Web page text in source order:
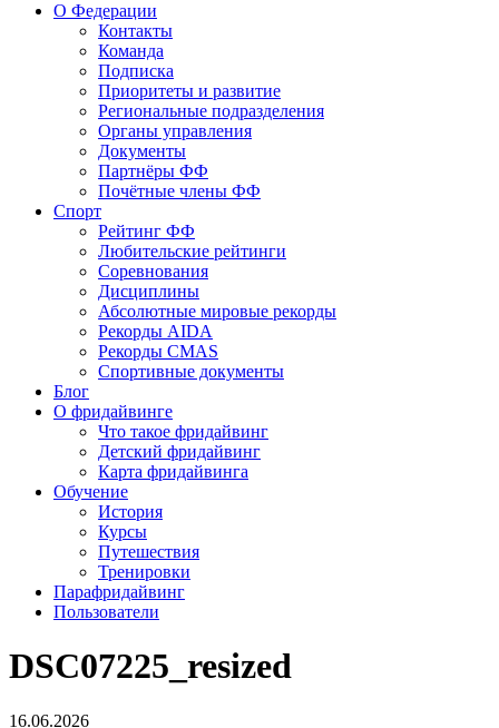
О Федерации
Контакты
Команда
Подписка
Приоритеты и развитие
Региональные подразделения
Органы управления
Документы
Партнёры ФФ
Почётные члены ФФ
Спорт
Рейтинг ФФ
Любительские рейтинги
Соревнования
Дисциплины
Абсолютные мировые рекорды
Рекорды AIDA
Рекорды CMAS
Спортивные документы
Блог
О фридайвинге
Что такое фридайвинг
Детский фридайвинг
Карта фридайвинга
Обучение
История
Курсы
Путешествия
Тренировки
Парафридайвинг
Пользователи
DSC07225_resized
16.06.2026